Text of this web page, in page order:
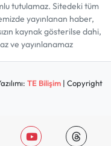
tutulamaz. Sitedeki tüm
yayınlanan haber,
kaynak gösterilse dahi,
ve yayınlanamaz
TE Bilişim| Copyright